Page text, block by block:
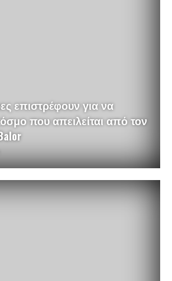
επιστρέφουν για να
που απειλείται από τον